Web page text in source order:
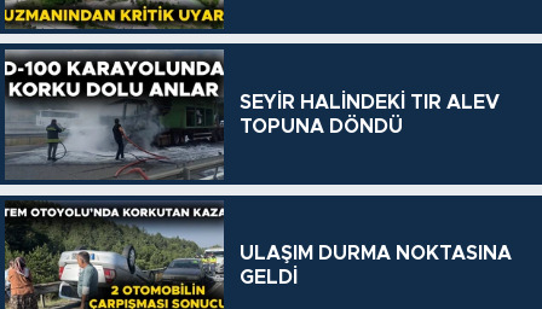
SEYİR HALİNDEKİ TIR ALEV
TOPUNA DÖNDÜ
ULAŞIM DURMA NOKTASINA
GELDİ